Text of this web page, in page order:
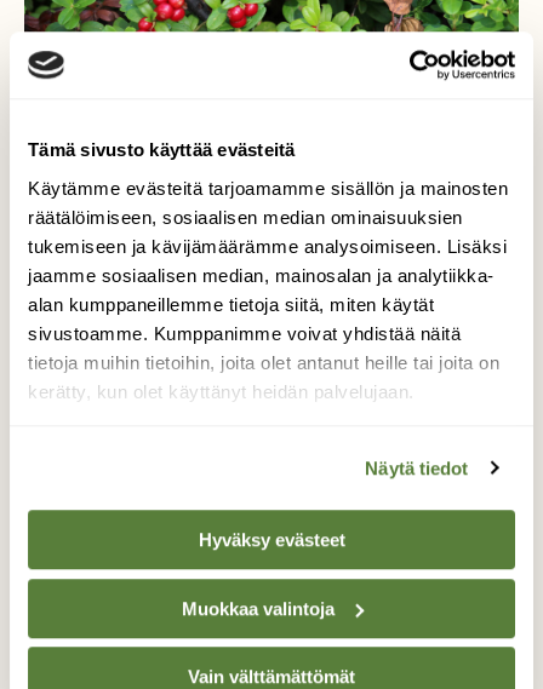
Tämä sivusto käyttää evästeitä
Käytämme evästeitä tarjoamamme sisällön ja mainosten
räätälöimiseen, sosiaalisen median ominaisuuksien
tukemiseen ja kävijämäärämme analysoimiseen. Lisäksi
jaamme sosiaalisen median, mainosalan ja analytiikka-
alan kumppaneillemme tietoja siitä, miten käytät
sivustoamme. Kumppanimme voivat yhdistää näitä
tietoja muihin tietoihin, joita olet antanut heille tai joita on
kerätty, kun olet käyttänyt heidän palvelujaan.
Näytä tiedot
Hyväksy evästeet
Muokkaa valintoja
Vain välttämättömät
Puolukkaa kypsymässä
Mustikat ja lakat kerätty ja seuraavaksi
poimitaan puolukkaa. Vähän vielä malttia
matkaan, kyllä ne siitä kypsyvät.
TAKAISIN LISTAAN